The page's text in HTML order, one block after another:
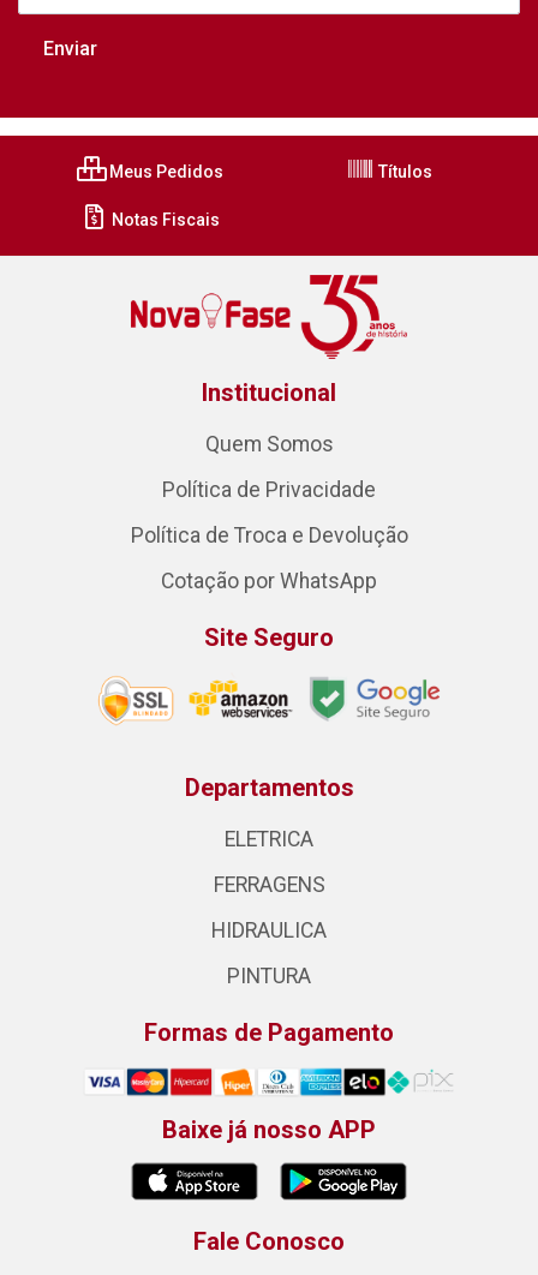
Meus Pedidos Títulos
Notas Fiscais
Institucional
Quem Somos
Política de Privacidade
Política de Troca e Devolução
Cotação por WhatsApp
Site Seguro
Departamentos
ELETRICA
FERRAGENS
HIDRAULICA
PINTURA
Formas de Pagamento
Baixe já nosso APP
Fale Conosco